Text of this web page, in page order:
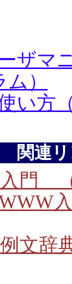
ザマ
）
い方
関連リ
入門
例文辞